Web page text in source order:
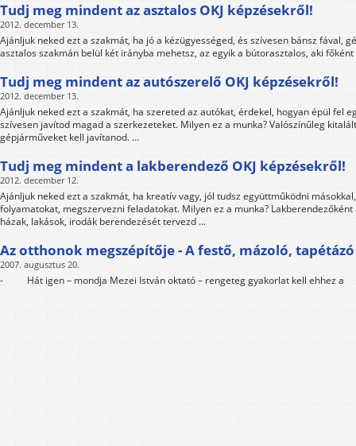
Tudj meg mindent az asztalos OKJ képzésekről!
2012. december 13.
Ajánljuk neked ezt a szakmát, ha jó a kézügyességed, és szívesen bánsz fával,
asztalos szakmán belül két irányba mehetsz, az egyik a bútorasztalos, aki
Tudj meg mindent az autószerelő OKJ képzésekről!
2012. december 13.
Ajánljuk neked ezt a szakmát, ha szereted az autókat, érdekel, hogyan épül fel
szívesen javítod magad a szerkezeteket. Milyen ez a munka? Valószínűleg
gépjárműveket kell javítanod. ...
Tudj meg mindent a lakberendező OKJ képzésekről!
2012. december 12.
Ajánljuk neked ezt a szakmát, ha kreatív vagy, jól tudsz együttműködni
folyamatokat, megszervezni feladatokat. Milyen ez a munka?
házak, lakások, irodák berendezését tervezd ...
Az otthonok megszépítője - A festő, mázoló, tapétázó
2007. augusztus 20.
- Hát igen – mondja Mezei István oktató – rengeteg gyakorlat kell ehhez a